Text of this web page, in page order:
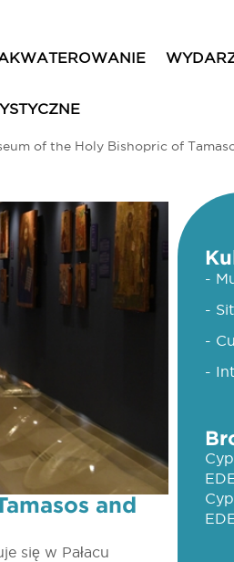
of the Holy Bishopric of
and
się w Pałacu
-
-
-
-